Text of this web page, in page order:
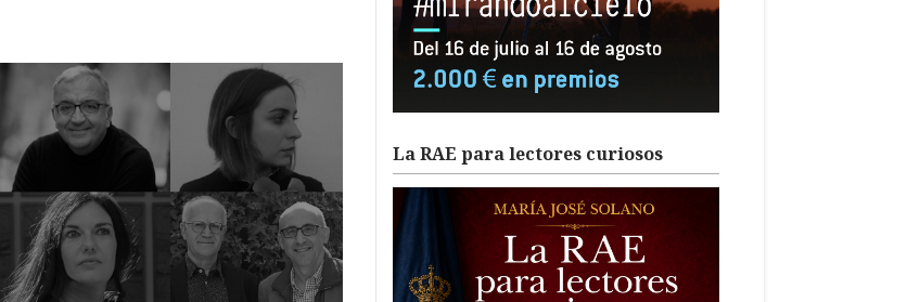
La RAE para lectores curiosos